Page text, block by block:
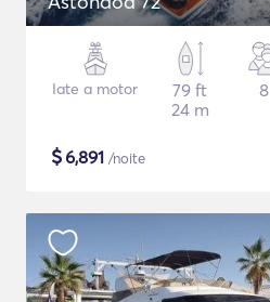
Iate a motor
79 ft
24 m
8
$6,891 /noite